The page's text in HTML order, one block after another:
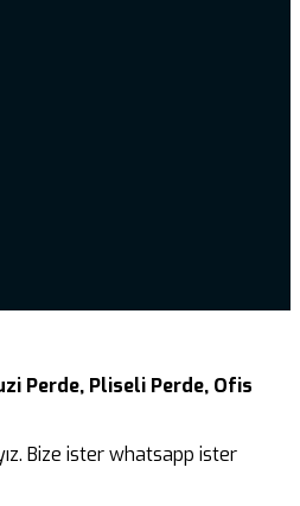
Perde, Pliseli Perde, Ofis
Bize ister whatsapp ister